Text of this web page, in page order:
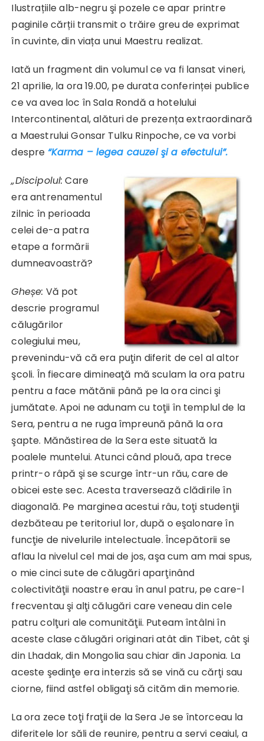
Ilustrațiile alb-negru şi pozele ce apar printre
paginile cărții transmit o trăire greu de exprimat
în cuvinte, din viața unui Maestru realizat.
Iată un fragment din volumul ce va fi lansat vineri,
21 aprilie, la ora 19.00, pe durata conferinței publice
ce va avea loc în Sala Rondă a hotelului
Intercontinental,alături de prezența extraordinară
a Maestrului Gonsar Tulku Rinpoche, ce va vorbi
despre “Karma – legea cauzei şi a efectului”.
„Discipolul: Care
era antrenamentul
zilnic în perioada
celei de-a patra
etape a formării
dumneavoastră?
Gheșe: Vă pot
descrie programul
călugărilor
colegiului meu,
prevenindu-vă că era puţin diferit de cel al altor
şcoli. În fiecare dimineaţă mă sculam la ora patru
pentru a face mătănii până pe la ora cinci şi
jumătate. Apoi ne adunam cu toţii în templul de la
Sera, pentru a ne ruga împreună până la ora
şapte. Mănăstirea de la Sera este situată la
poalele muntelui. Atunci când plouă, apa trece
printr-o râpă şi se scurge într-un rău, care de
obicei este sec. Acesta traversează clădirile în
diagonală. Pe marginea acestui râu, toţi studenţii
dezbăteau pe teritoriul lor, după o eşalonare în
funcţie de nivelurile intelectuale. Începătorii se
aflau la nivelul cel mai de jos, aşa cum am mai spus,
o mie cinci sute de călugări aparţinând
colectivităţii noastre erau în anul patru, pe care-l
frecventau şi alţi călugări care veneau din cele
patru colţuri ale comunităţii. Puteam întâlni în
aceste clase călugări originari atât din Tibet, cât şi
din Lhadak, din Mongolia sau chiar din Japonia. La
aceste şedinţe era interzis să se vină cu cărţi sau
ciorne, fiind astfel obligaţi să cităm din memorie.
La ora zece toţi fraţii de la Sera Je se întorceau la
diferitele lor săli de reunire, pentru a servi ceaiul, a